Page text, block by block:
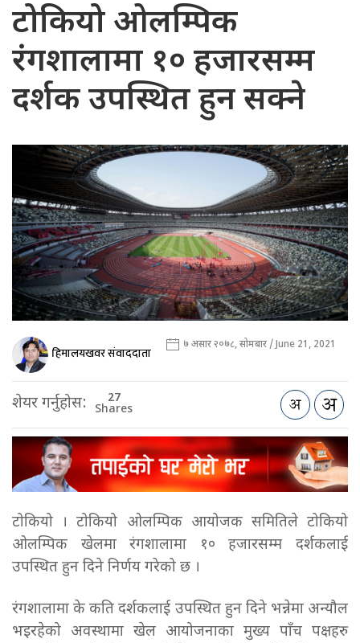
टोकियो ओलम्पिक
रंगशालामा १० हजारसम्म
दर्शक उपस्थित हुन सक्ने
हिमालयखवर संवाददाता ७ असार २०७८, सोमबार / June 21, 2021
शेयर गर्नुहोस: 27
Shares
टोकियो । टोकियो ओलम्पिक आयोजक समितिले टोकियो
ओलम्पिक खेलमा रंगशालामा १० हजारसम्म दर्शकलाई
उपस्थित हुन दिने निर्णय गरेको छ ।
रंगशालामा के कति दर्शकलाई उपस्थित हुन दिने भन्नेमा अन्यौल
भइरहेको अवस्थामा खेल आयोजनाका मुख्य पाँच पक्षहरु